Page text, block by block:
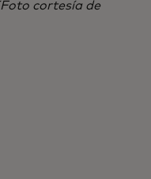
cortesía de